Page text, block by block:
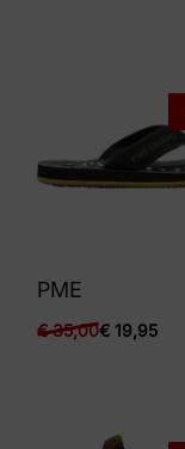
PME
€35,00€ 19,95